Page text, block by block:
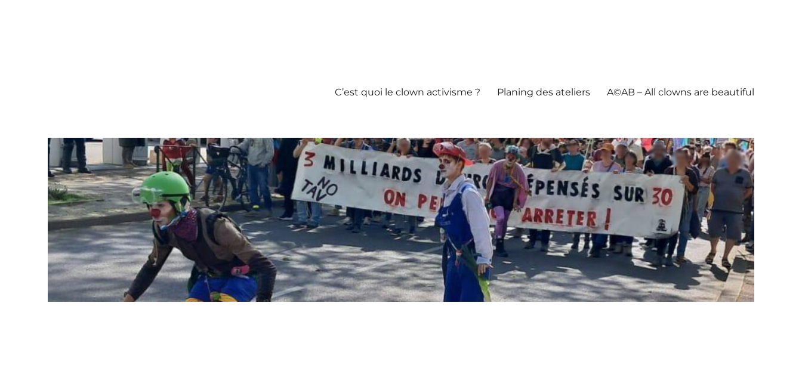
C’est quoi le clown activisme ? Planing des ateliers A©AB – All clowns are beautiful